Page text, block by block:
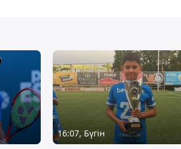
16:07, Бүгін